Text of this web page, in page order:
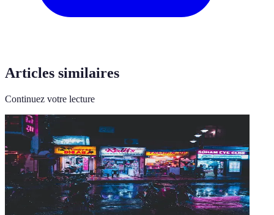
Articles similaires
Continuez votre lecture